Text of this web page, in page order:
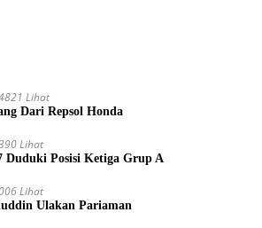
Lihat
Dari Repsol Honda
Lihat
Duduki Posisi Ketiga Grup A
Lihat
Ulakan Pariaman